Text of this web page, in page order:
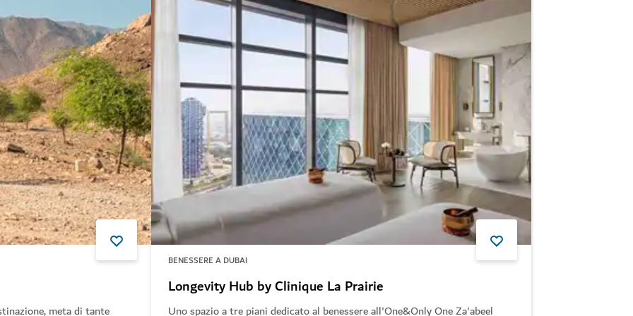
meta di tante
BENESSERE A DUBAI
Longevity Hub by Clinique La Prairie
Uno spazio a tre piani dedicato al benessere all'One&Only One Za'abeel